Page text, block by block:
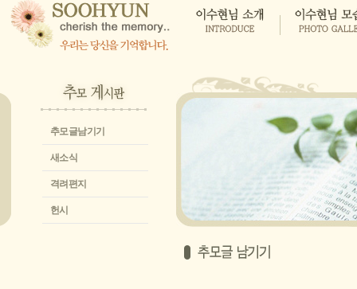
추모글남기기
새소식
격려편지
헌시